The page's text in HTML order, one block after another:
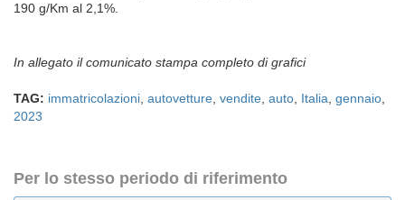
190 g/Km al 2,1%.
In allegato il comunicato stampa completo di grafici
TAG: immatricolazioni autovetture vendite auto Italia gennaio
2023
Per lo stesso periodo di riferimento